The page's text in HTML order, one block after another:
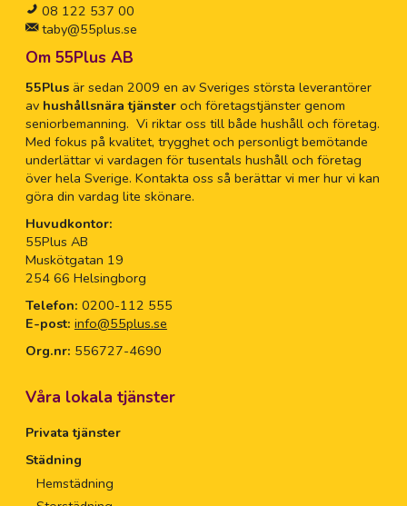
08 122 537 00
taby@55plus.se
Om 55Plus AB
55Plusär sedan 2009 en av Sveriges största leverantörer
av hushållsnära tjänsteroch företagstjänster genom
seniorbemanning. Vi riktar oss till både hushåll och företag.
Med fokus på kvalitet, trygghet och personligt bemötande
underlättar vi vardagen för tusentals hushåll och företag
över hela Sverige. Kontakta oss så berättar vi mer hur vi kan
göra din vardag lite skönare.
Huvudkontor:
55Plus AB
Muskötgatan 19
254 66 Helsingborg
Telefon: 0200-112 555
E-post: info@55plus.se
Org.nr: 556727-4690
Våra lokala tjänster
Privata tjänster
Städning
Hemstädning